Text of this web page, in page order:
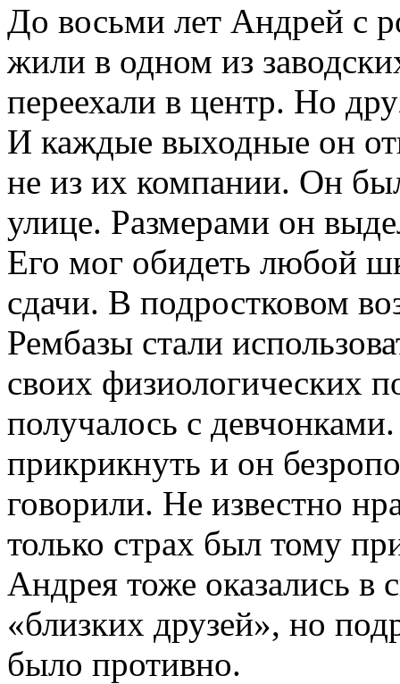
До восьми лет Андрей с
жили в одном из
переехали в центр. Но
И каждые выходные он
не из их компании. Он
улице. Размерами он
Его мог обидеть любой
сдачи. В подростковом
Рембазы стали
своих физиологических
получалось с
прикрикнуть и он
говорили. Не известно
только страх был тому
Андрея тоже оказались
«близких друзей», но
было противно.